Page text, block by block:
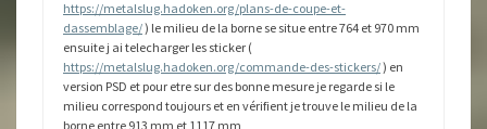
https://metalslug.hadoken.org/plans-de-coupe-et-
dassemblage/) le milieu de la borne se situe entre 764 et 970 mm
ensuite j ai telecharger les sticker (
https://metalslug.hadoken.org/commande-des-stickers/) en
version PSD et pour etre sur des bonne mesure je regarde si le
milieu correspond toujours et en vérifient je trouve le milieu de la
borne entre 913 mm et 1117 mm